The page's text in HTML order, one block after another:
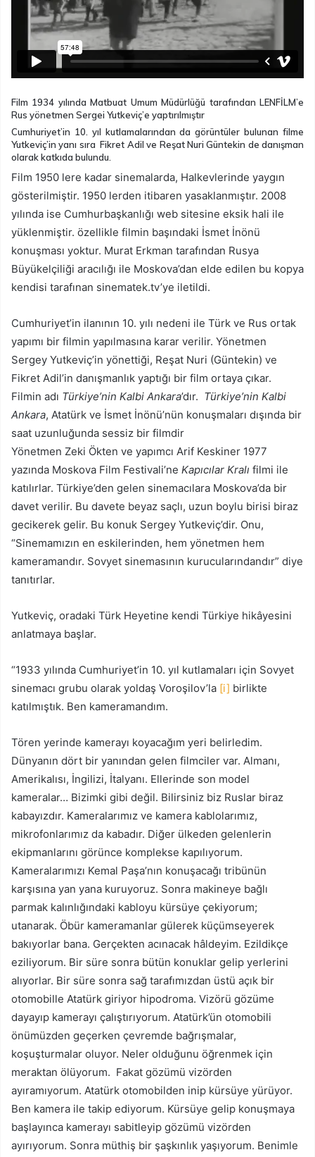
Film 1934 yılında Matbuat Umum Müdürlüğü tarafından LENFİLM’e
Rus yönetmen Sergei Yutkeviç’e yaptırılmıştır
Cumhuriyet’in 10. yıl kutlamalarından da görüntüler bulunan filme
Yutkeviç’in yanı sıra Fikret Adil ve Reşat Nuri Güntekin de danışman
olarak katkıda bulundu.
Film 1950 lere kadar sinemalarda, Halkevlerinde yaygın
gösterilmiştir. 1950 lerden itibaren yasaklanmıştır. 2008
yılında ise Cumhurbaşkanlığı web sitesine eksik hali ile
yüklenmiştir. özellikle filmin başındaki İsmet İnönü
konuşması yoktur. Murat Erkman tarafından Rusya
Büyükelçiliği aracılığı ile Moskova’dan elde edilen bu kopya
kendisi tarafınan sinematek.tv’ye iletildi.
Cumhuriyet’in ilanının 10. yılı nedeni ile Türk ve Rus ortak
yapımı bir filmin yapılmasına karar verilir. Yönetmen
Sergey Yutkeviç’in yönettiği, Reşat Nuri (Güntekin) ve
Fikret Adil’in danışmanlık yaptığı bir film ortaya çıkar.
Filmin adı Türkiye’nin Kalbi Ankara’dır. Türkiye’nin Kalbi
Ankara, Atatürk ve İsmet İnönü’nün konuşmaları dışında bir
saat uzunluğunda sessiz bir filmdir
Yönetmen Zeki Ökten ve yapımcı Arif Keskiner 1977
yazında Moskova Film Festivali’ne Kapıcılar Kralı filmi ile
katılırlar. Türkiye’den gelen sinemacılara Moskova’da bir
davet verilir. Bu davete beyaz saçlı, uzun boylu birisi biraz
gecikerek gelir. Bu konuk Sergey Yutkeviç’dir. Onu,
“Sinemamızın en eskilerinden, hem yönetmen hem
kameramandır. Sovyet sinemasının kurucularındandır” diye
tanıtırlar.
Yutkeviç, oradaki Türk Heyetine kendi Türkiye hikâyesini
anlatmaya başlar.
“1933 yılında Cumhuriyet’in 10. yıl kutlamaları için Sovyet
sinemacı grubu olarak yoldaş Voroşilov’la [i] birlikte
katılmıştık. Ben kameramandım.
Tören yerinde kamerayı koyacağım yeri belirledim.
Dünyanın dört bir yanından gelen filmciler var. Almanı,
Amerikalısı, İngilizi, İtalyanı. Ellerinde son model
kameralar… Bizimki gibi değil. Bilirsiniz biz Ruslar biraz
kabayızdır. Kameralarımız ve kamera kablolarımız,
mikrofonlarımız da kabadır. Diğer ülkeden gelenlerin
ekipmanlarını görünce komplekse kapılıyorum.
Kameralarımızı Kemal Paşa’nın konuşacağı tribünün
karşısına yan yana kuruyoruz. Sonra makineye bağlı
parmak kalınlığındaki kabloyu kürsüye çekiyorum;
utanarak. Öbür kameramanlar gülerek küçümseyerek
bakıyorlar bana. Gerçekten acınacak hâldeyim. Ezildikçe
eziliyorum. Bir süre sonra bütün konuklar gelip yerlerini
alıyorlar. Bir süre sonra sağ tarafımızdan üstü açık bir
otomobille Atatürk giriyor hipodroma. Vizörü gözüme
dayayıp kamerayı çalıştırıyorum. Atatürk’ün otomobili
önümüzden geçerken çevremde bağrışmalar,
koşuşturmalar oluyor. Neler olduğunu öğrenmek için
meraktan ölüyorum. Fakat gözümü vizörden
ayıramıyorum. Atatürk otomobilden inip kürsüye yürüyor.
Ben kamera ile takip ediyorum. Kürsüye gelip konuşmaya
başlayınca kamerayı sabitleyip gözümü vizörden
ayırıyorum. Sonra müthiş bir şaşkınlık yaşıyorum. Benimle